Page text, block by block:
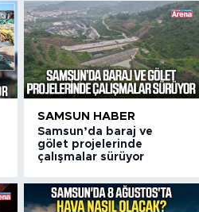
SAMSUN HABER
Samsun’da baraj ve
gölet projelerinde
çalışmalar sürüyor